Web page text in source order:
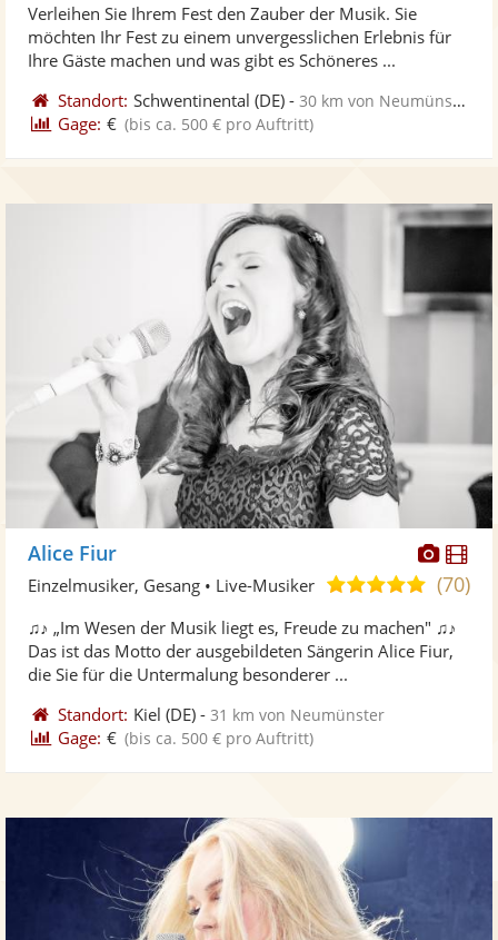
5
Verleihen Sie Ihrem Fest den Zauber der Musik. Sie
möchten Ihr Fest zu einem unvergesslichen Erlebnis für
Ihre Gäste machen und was gibt es Schöneres ...
Standort: Schwentinental (DE) -30 km von Neumünster
Gage: € (bis ca. 500 € pro Auftritt)
Fotos
Alice Fiur
5,0
Sternen
(70)
Einzelmusiker, Gesang • Live-Musiker
♫♪ „Im Wesen der Musik liegt es, Freude zu machen" ♫♪
Das ist das Motto der ausgebildeten Sängerin Alice Fiur,
die Sie für die Untermalung besonderer ...
Standort: Kiel (DE) -31 km von Neumünster
Gage: € (bis ca. 500 € pro Auftritt)